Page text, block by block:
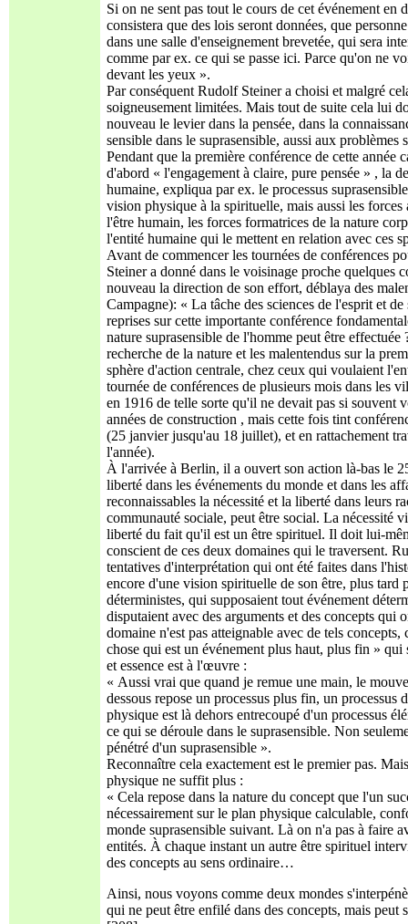
Si on ne sent pas tout le cours de cet événement
consistera que des lois seront données, que
dans une salle d'enseignement brevetée, qui sera
comme par ex. ce qui se passe ici. Parce qu'on ne
devant les yeux ».
Par conséquent Rudolf Steiner a choisi et malgré
soigneusement limitées. Mais tout de suite cela lui
nouveau le levier dans la pensée, dans la
sensible dans le suprasensible, aussi aux problèmes
Pendant que la première conférence de cette
d'abord « l'engagement à claire, pure pensée » , la
humaine, expliqua par ex. le processus
vision physique à la spirituelle, mais aussi les forces
l'être humain, les forces formatrices de la nature
l'entité humaine qui le mettent en relation avec ces
Avant de commencer les tournées de conférences
Steiner a donné dans le voisinage proche quelques
nouveau la direction de son effort, déblaya des
Campagne): « La tâche des sciences de l'esprit et
reprises sur cette importante conférence
nature suprasensible de l'homme peut être
recherche de la nature et les malentendus sur la
sphère d'action centrale, chez ceux qui voulaient
tournée de conférences de plusieurs mois dans les
en 1916 de telle sorte qu'il ne devait pas si souvent
années de construction , mais cette fois tint
(25 janvier jusqu'au 18 juillet), et en rattachement
l'année).
À l'arrivée à Berlin, il a ouvert son action là-bas le
liberté dans les événements du monde et dans les
reconnaissables la nécessité et la liberté dans leurs
communauté sociale, peut être social. La nécessité
liberté du fait qu'il est un être spirituel. Il doit lui-
conscient de ces deux domaines qui le traversent.
tentatives d'interprétation qui ont été faites dans
encore d'une vision spirituelle de son être, plus
déterministes, qui supposaient tout événement
disputaient avec des arguments et des concepts qui
domaine n'est pas atteignable avec de tels
chose qui est un événement plus haut, plus fin »
et essence est à l'œuvre :
« Aussi vrai que quand je remue une main, le
dessous repose un processus plus fin, un
physique est là dehors entrecoupé d'un processus
ce qui se déroule dans le suprasensible. Non
pénétré d'un suprasensible ».
Reconnaître cela exactement est le premier pas.
physique ne suffit plus :
« Cela repose dans la nature du concept que l'un
nécessairement sur le plan physique calculable,
monde suprasensible suivant. Là on n'a pas à faire
entités. À chaque instant un autre être spirituel
des concepts au sens ordinaire…
Ainsi, nous voyons comme deux mondes
qui ne peut être enfilé dans des concepts, mais peut